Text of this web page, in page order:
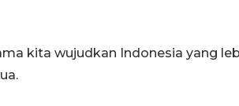
kita wujudkan Indonesia yang